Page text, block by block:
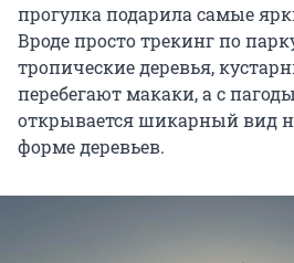
прогулка подарила самые
Вроде просто трекинг по
тропические деревья,
перебегают макаки, а с
открывается шикарный вид
форме деревьев.